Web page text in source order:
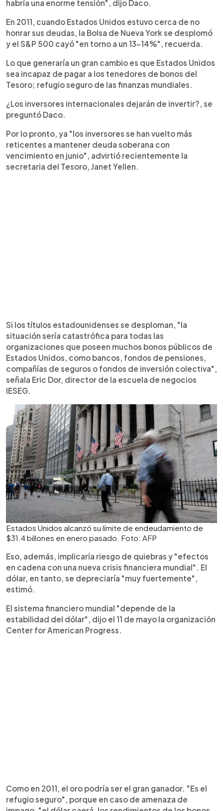
habría una enorme tensión", dijo Daco.
En 2011, cuando Estados Unidos estuvo cerca de no
honrar sus deudas, la Bolsa de Nueva York se desplomó
y el S&P 500 cayó "en torno a un 13-14%", recuerda.
Lo que generaría un gran cambio es que Estados Unidos
sea incapaz de pagar a los tenedores de bonos del
Tesoro; refugio seguro de las finanzas mundiales.
¿Los inversores internacionales dejarán de invertir?, se
preguntó Daco.
Por lo pronto, ya "los inversores se han vuelto más
reticentes a mantener deuda soberana con
vencimiento en junio", advirtió recientemente la
secretaria del Tesoro, Janet Yellen.
Si los títulos estadounidenses se desploman, "la
situación sería catastrófica para todas las
organizaciones que poseen muchos bonos públicos de
Estados Unidos, como bancos, fondos de pensiones,
compañías de seguros o fondos de inversión colectiva",
señala Eric Dor, director de la escuela de negocios
IESEG.
Estados Unidos alcanzó su límite de endeudamiento de
$31.4 billones en enero pasado. Foto: AFP
Eso, además, implicaría riesgo de quiebras y "efectos
en cadena con una nueva crisis financiera mundial". El
dólar, en tanto, se depreciaría "muy fuertemente",
estimó.
El sistema financiero mundial "depende de la
estabilidad del dólar", dijo el 11 de mayo la organización
Center for American Progress.
Como en 2011, el oro podría ser el gran ganador. "Es el
refugio seguro", porque en caso de amenaza de